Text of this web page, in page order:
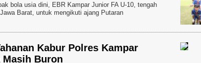
bola usia dini, EBR Kampar Junior FA U-10, tengah
Barat, untuk mengikuti ajang Putaran
Kabur Polres Kampar
Masih Buron